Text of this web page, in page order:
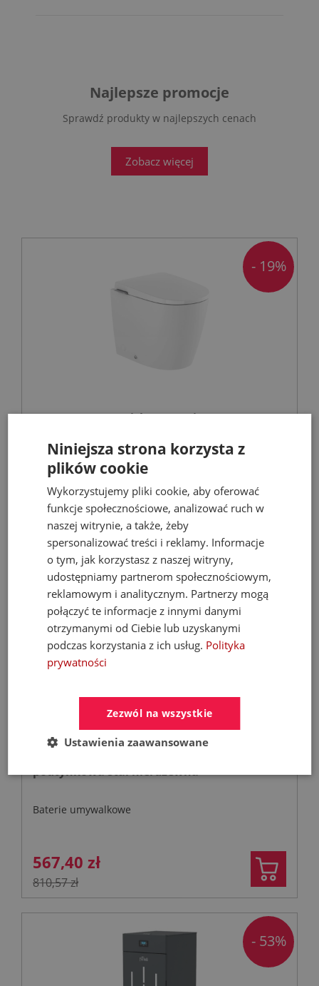
Najlepsze promocje
Sprawdź produkty w najlepszych cenach
Zobacz więcej
ROCA AVANT-E miska wc stojąca z
wolnoopadającą biała
Miski WC
3 299,97 zł
4 059,00 zł
- 19%
podtynkowa stal nierdzewna
Baterie umywalkowe
567,40 zł
810,57 zł
- 30%
- 53%
Niniejsza strona korzysta z
plików cookie
Wykorzystujemy pliki cookie, aby oferować
funkcje społecznościowe, analizować ruch w
naszej witrynie, a także, żeby
spersonalizować treści i reklamy. Informacje
o tym, jak korzystasz z naszej witryny,
udostępniamy partnerom społecznościowym,
reklamowym i analitycznym. Partnerzy mogą
połączyć te informacje z innymi danymi
otrzymanymi od Ciebie lub uzyskanymi
podczas korzystania z ich usług. Polityka
prywatności
Zezwól na wszystkie
Ustawienia zaawansowane